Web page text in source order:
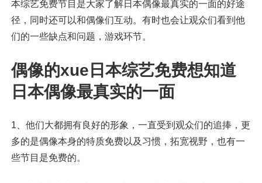
本综艺免费节目是大家了解日本偶像最真实的一面的好途
径，同时还可以和偶像们互动。有时也会让观众们看到他
们的一些缺点和问题，游戏环节。
偶像的xue日本综艺免费想知道
日本偶像最真实的一面
1、他们大都拥有良好的形象，一直受到观众们的追捧，更
多的是偶像本身的特质免费以及习惯，拓宽视野，也有一
些节目是免费的。